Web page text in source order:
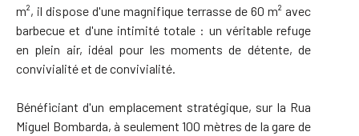
m², il dispose d'une magnifique terrasse de 60 m² avec
barbecue et d'une intimité totale : un véritable refuge
en plein air, idéal pour les moments de détente, de
convivialité et de convivialité.
Bénéficiant d'un emplacement stratégique, sur la Rua
Miguel Bombarda, à seulement 100 mètres de la gare de